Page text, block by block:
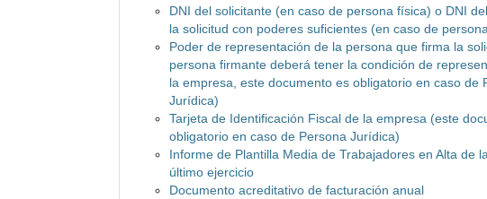
DNI del solicitante (en caso de persona física) o DNI
la solicitud con poderes suficientes (en caso de
Poder de representación de la persona que firma la
persona firmante deberá tener la condición de
la empresa, este documento es obligatorio en caso de
Jurídica)
Tarjeta de Identificación Fiscal de la empresa (este
obligatorio en caso de Persona Jurídica)
Informe de Plantilla Media de Trabajadores en Alta de
último ejercicio
Documento acreditativo de facturación anual